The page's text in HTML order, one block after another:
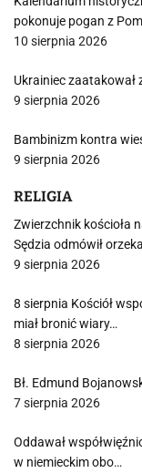
pokonuje pogan z
10 sierpnia 2026
Ukrainiec
9 sierpnia 2026
Bambinizm kontra
9 sierpnia 2026
RELIGIA
Zwierzchnik kościoła
Sędzia odmówił
9 sierpnia 2026
8 sierpnia Kościół
miał bronić wiary…
8 sierpnia 2026
Bł. Edmund
7 sierpnia 2026
Oddawał
w niemieckim obo…